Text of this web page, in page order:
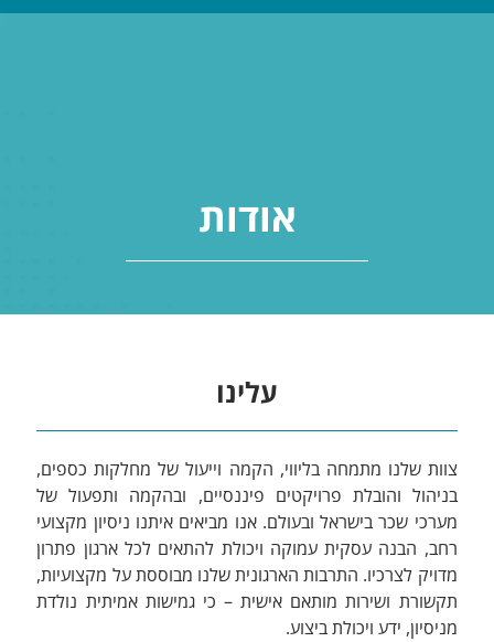
אודות
עלינו
צוות שלנו מתמחה בליווי, הקמה וייעול של מחלקות כספים,
בניהול והובלת פרויקטים פיננסיים, ובהקמה ותפעול של
מערכי שכר בישראל ובעולם. אנו מביאים איתנו ניסיון מקצועי
רחב, הבנה עסקית עמוקה ויכולת להתאים לכל ארגון פתרון
מדויק לצרכיו. התרבות הארגונית שלנו מבוססת על מקצועיות,
תקשורת ושירות מותאם אישית – כי גמישות אמיתית נולדת
מניסיון, ידע ויכולת ביצוע.